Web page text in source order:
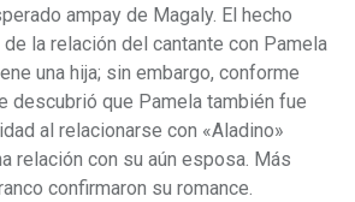
ampay de Magaly. El hecho
la relación del cantante con Pamela
una hija; sin embargo, conforme
descubrió que Pamela también fue
al relacionarse con «Aladino»
relación con su aún esposa. Más
confirmaron su romance.